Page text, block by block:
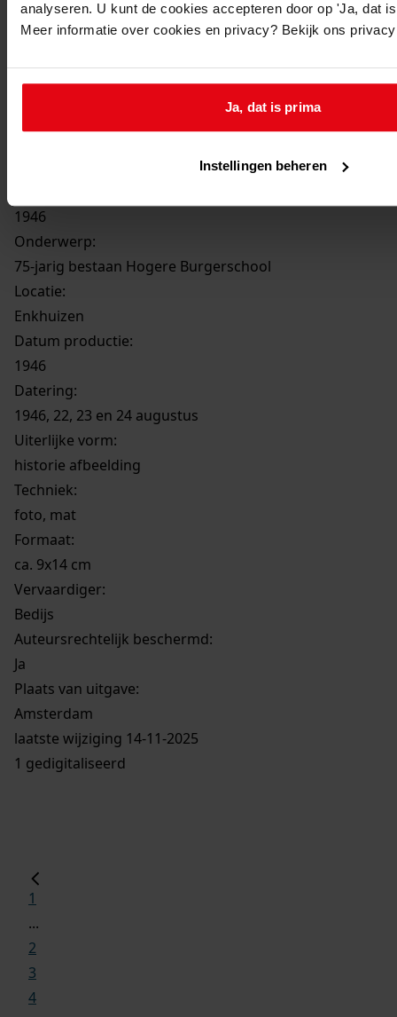
analyseren. U kunt de cookies accepteren door op 'Ja, dat
Meer informatie over cookies en privacy? Bekijk ons
Ja, dat is prima
Instellingen beheren
Enkhuizen op de boot, 1946, 22, 23 en 24 augustus
1946
Onderwerp:
75-jarig bestaan Hogere Burgerschool
Locatie:
Enkhuizen
Datum productie:
1946
Datering:
1946, 22, 23 en 24 augustus
Uiterlijke vorm:
historie afbeelding
Techniek:
foto, mat
Formaat:
ca. 9x14 cm
Vervaardiger:
Bedijs
Auteursrechtelijk beschermd:
Ja
Plaats van uitgave:
Amsterdam
laatste wijziging 14-11-2025
1 gedigitaliseerd
1
...
2
3
4